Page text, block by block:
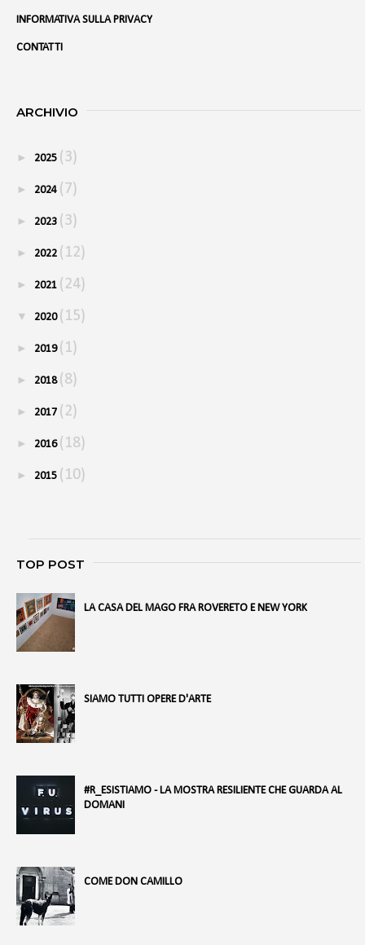
INFORMATIVA SULLA PRIVACY
CONTATTI
ARCHIVIO
► 2025 (3)
► 2024 (7)
► 2023 (3)
► 2022 (12)
► 2021 (24)
▼ 2020 (15)
► 2019 (1)
► 2018 (8)
► 2017 (2)
► 2016 (18)
► 2015 (10)
TOP POST
LA CASA DEL MAGO FRA ROVERETO E NEW YORK
SIAMO TUTTI OPERE D'ARTE
#R_ESISTIAMO - LA MOSTRA RESILIENTE CHE GUARDA AL
DOMANI
COME DON CAMILLO